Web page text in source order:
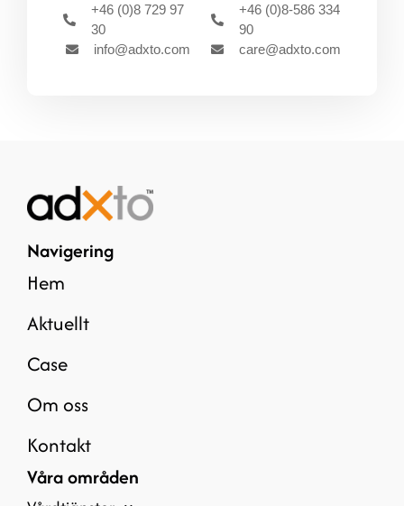
+46 (0)8 729 97
30
info@adxto.com
+46 (0)8-586 334
90
care@adxto.com
Navigering
Hem
Aktuellt
Case
Om oss
Kontakt
Våra områden